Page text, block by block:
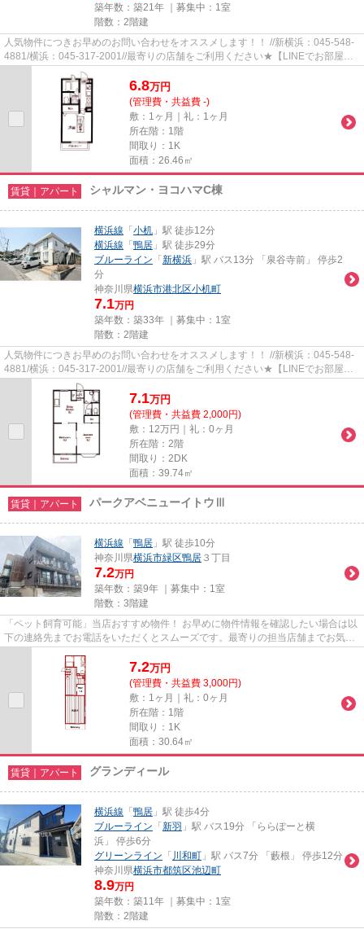
築年数：築21年 ｜募集中： 1室
階数：2階建
人気物件につきお早めのお問い合わせをオススメします！！ //新横浜：045-548-
4881/横浜：045-317-2001//最寄りの店舗をご利用ください★【LINEでお部屋探
し】【初期費用分割払い】【19...
6.8万円
(管理費・共益費 -)
敷：1ヶ月｜礼：1ヶ月
所在階：1階
間取り：1K
面積：26.46㎡
賃貸｜アパート シャルマン・ヨコハマC棟
横浜線 「 小机 」駅 徒歩12分
横浜線 「 鴨居 」駅 徒歩29分
ブルーライン 「 新横浜 」駅 バス13分 「泉⾕寺前」 停歩2
分
神奈川県横浜市港北区小机町
7.1万円
築年数：築33年 ｜募集中： 1室
階数：2階建
人気物件につきお早めのお問い合わせをオススメします！！ //新横浜：045-548-
4881/横浜：045-317-2001//最寄りの店舗をご利用ください★【LINEでお部屋探
し】【初期費用分割払い】【19...
7.1万円
(管理費・共益費 2,000円)
敷：12万円｜礼：0ヶ月
所在階：2階
間取り：2DK
面積：39.74㎡
賃貸｜アパート パークアベニューイトウⅢ
横浜線 「 鴨居 」駅 徒歩10分
神奈川県横浜市緑区鴨居 ３丁目
7.2万円
築年数：築9年 ｜募集中： 1室
階数：3階建
「ペット飼育可能」当店おすすめ物件！ お早めに物件情報を確認したい場合は以
下の連絡先までお電話をいただくとスムーズです。最寄りの担当店舗までお気軽
7.2万円
(管理費・共益費 3,000円)
敷：1ヶ月｜礼：0ヶ月
所在階：1階
間取り：1K
面積：30.64㎡
賃貸｜アパート グランディール
横浜線 「 鴨居 」駅 徒歩4分
ブルーライン 「 新羽 」駅 バス19分 「ららぽーと横
浜」 停歩6分
グリーンライン 「 川和町 」駅 バス7分 「藪根」 停歩12分
神奈川県横浜市都筑区池辺町
8.9万円
築年数：築11年 ｜募集中： 1室
階数：2階建